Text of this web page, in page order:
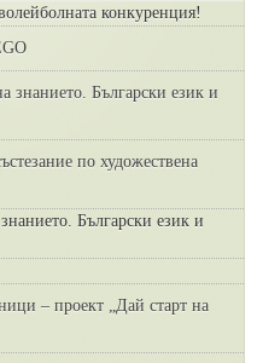
конкуренция!
знанието. Български език и
по художествена
Български език и
– проект „Дай старт на